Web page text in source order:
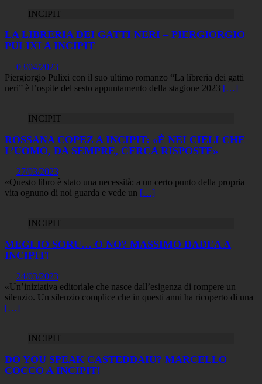
INCIPIT
LA LIBRERIA DEI GATTI NERI – PIERGIORGIO
PULIXI A INCIPIT
03/04/2023
Piergiorgio Pulixi con il suo ultimo romanzo “La libreria dei gatti
neri” è l’ospite del sesto appuntamento della stagione 2023 […]
INCIPIT
ROSSANA COPEZ A INCIPIT: «È NEI CIELI CHE
L’UOMO, DA SEMPRE, CERCA RISPOSTE»
27/03/2023
«Questo libro è stato una necessità: a un certo punto della propria
vita ognuno di noi guarda e vede un […]
INCIPIT
MEGLIO SORU… O NO? MASSIMO DADEA A
INCIPIT!
24/03/2023
«Un’iniziativa editoriale che nasce dall’esigenza di rompere un
silenzio. Un silenzio complice che in questi anni ha ricoperto di una
[…]
INCIPIT
DO YOU SPEAK CASTEDDAIU? MARCELLO
COCCO A INCIPIT!